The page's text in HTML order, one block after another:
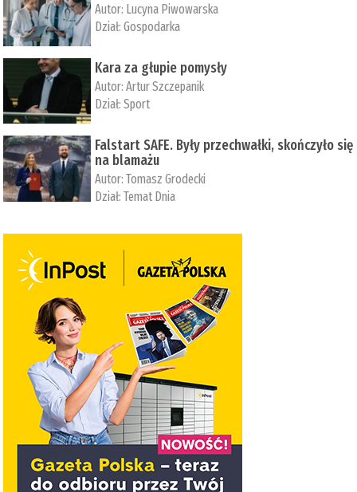
Autor: Lucyna Piwowarska
Dział:Gospodarka
Kara za głupie pomysły
Autor:Artur Szczepanik
Dział:Sport
Falstart SAFE. Były przechwałki, skończyło się
na blamażu
Autor:Tomasz Grodecki
Dział:Temat Dnia